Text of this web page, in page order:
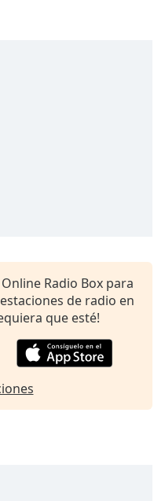
Radio Box para
de radio en
que esté!